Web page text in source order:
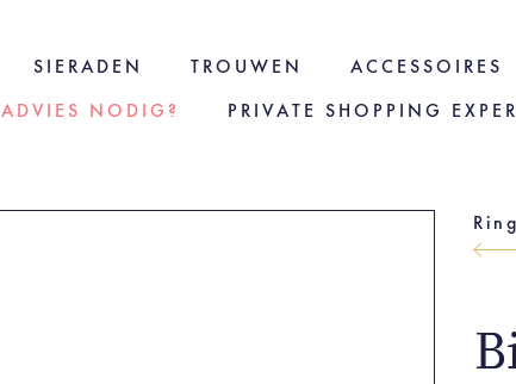
SIERADEN TROUWEN ACCESSOIRES
ADVIES NODIG?
PRIVATE SHOPPING